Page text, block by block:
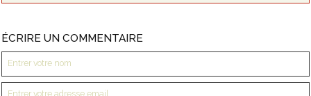
ÉCRIRE UN COMMENTAIRE